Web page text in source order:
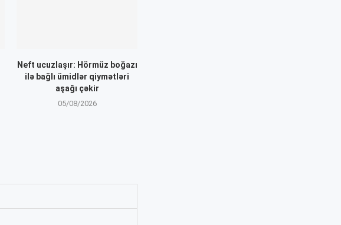
Neft ucuzlaşır: Hörmüz boğazı
ilə bağlı ümidlər qiymətləri
aşağı çəkir
05/08/2026